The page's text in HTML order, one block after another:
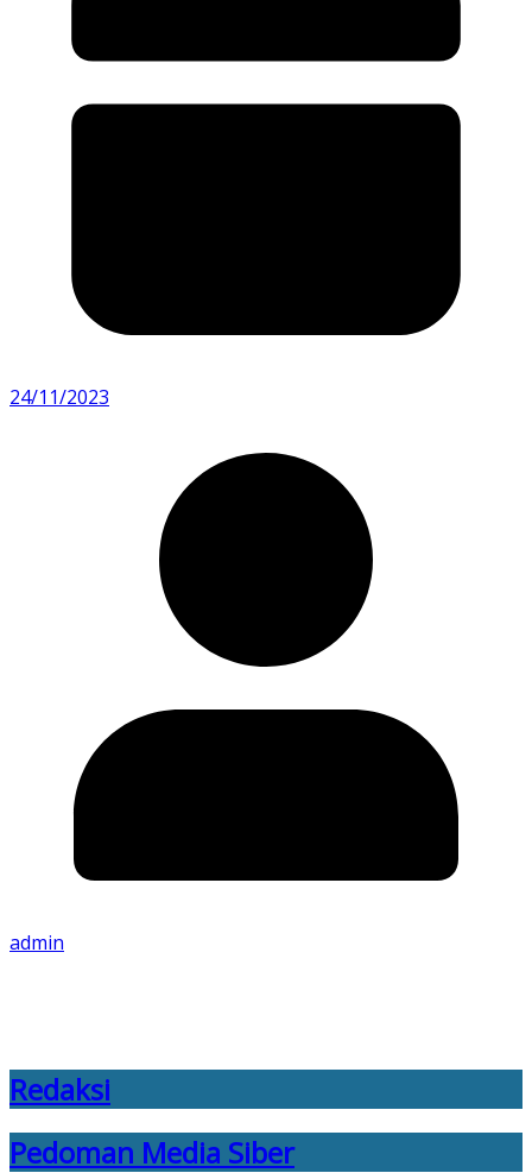
24/11/2023
admin
Redaksi
Pedoman Media Siber